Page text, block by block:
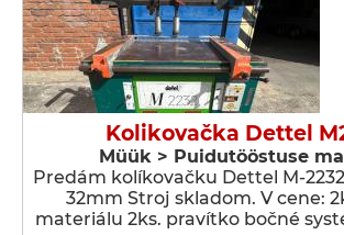
Kolikovačka Dettel
Müük > Puidutööstuse
Predám kolíkovačku Dettel M-
32mm Stroj skladom. V cene:
materiálu 2ks. pravítko bočné